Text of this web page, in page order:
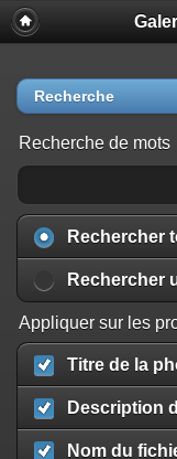
Recherche
Recherche de mots
Rechercher
Rechercher
Appliquer sur les
Titre de la
Description
Nom du